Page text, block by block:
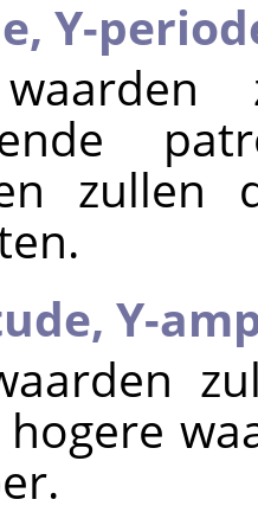
Y-
zullen
Y-
hogere